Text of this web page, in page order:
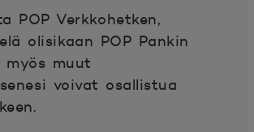
POP Verkkohetken,
olisikaan POP Pankin
myös muut
voivat osallistua